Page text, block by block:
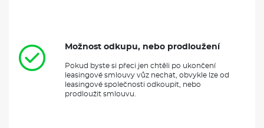
Možnost odkupu, nebo prodloužení
Pokud byste si přeci jen chtěli po ukončení
leasingové smlouvy vůz nechat, obvykle lze od
leasingové společnosti odkoupit, nebo
prodloužit smlouvu.